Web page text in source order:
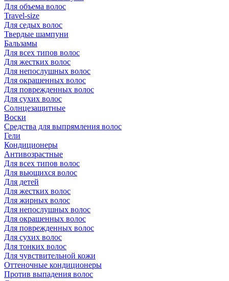
Для объема волос
Travel-size
Для седых волос
Твердые шампуни
Бальзамы
Для всех типов волос
Для жестких волос
Для непослушных волос
Для окрашенных волос
Для поврежденных волос
Для сухих волос
Солнцезащитные
Воски
Средства для выпрямления волос
Гели
Кондиционеры
Антивозрастные
Для всех типов волос
Для вьющихся волос
Для детей
Для жестких волос
Для жирных волос
Для непослушных волос
Для окрашенных волос
Для поврежденных волос
Для сухих волос
Для тонких волос
Для чувствительной кожи
Оттеночные кондиционеры
Против выпадения волос